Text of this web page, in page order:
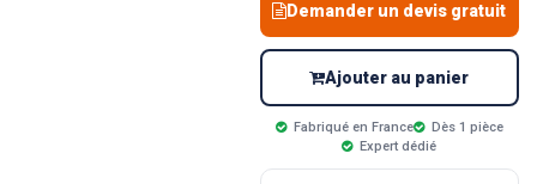
Demander un devis gratuit
Ajouter au panier
Fabriqué en France
Dès 1 pièce
Expert dédié